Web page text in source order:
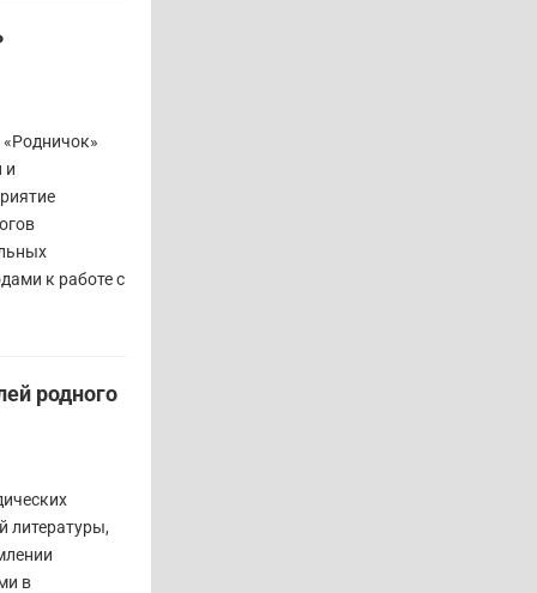
и
к работе с
родного
литературы,
в